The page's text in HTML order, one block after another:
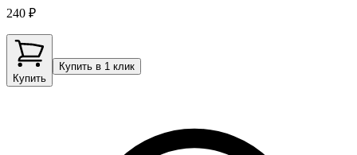
240 ₽
Купить
Купить в 1 клик